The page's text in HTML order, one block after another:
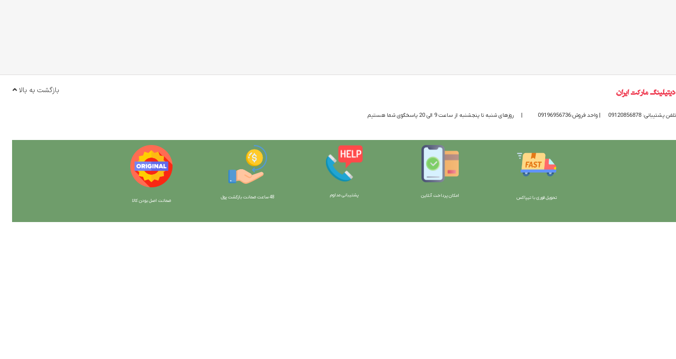
تلفن پشتیبانی: 09120856878 | واحد فروش:09196956736 | روزهای شنبه تا پنجشنبه از ساعت 9 الی 20 پاسخگوی شما هستیم
بازگشت به بالا
تحویل فوری با تیپاکس امکان پرداخت آنلاین پشتیبانی مداوم 48 ساعت ضمانت بازگش ت پول
ضمانت اصل بودن کالا